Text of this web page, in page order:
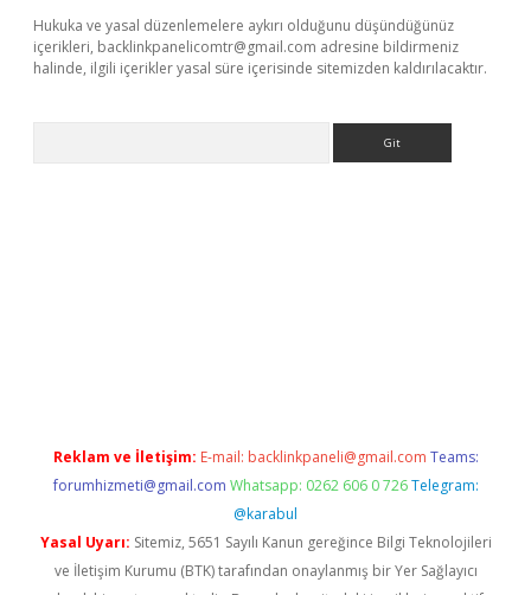
Hukuka ve yasal düzenlemelere aykırı olduğunu düşündüğünüz
içerikleri, backlinkpanelicomtr@gmail.com adresine bildirmeniz
halinde, ilgili içerikler yasal süre içerisinde sitemizden kaldırılacaktır.
Reklam ve İletişim: E-mail: backlinkpaneli@gmail.com Teams:
forumhizmeti@gmail.com Whatsapp: 0262 606 0 726 Telegram:
@karabul
Yasal Uyarı: Sitemiz, 5651 Sayılı Kanun gereğince Bilgi Teknolojileri
ve İletişim Kurumu (BTK) tarafından onaylanmış bir Yer Sağlayıcı